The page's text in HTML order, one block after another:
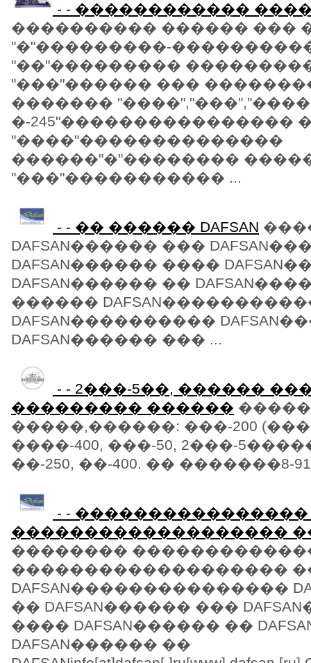
- - ������������
���������� ������ ���
"�"���������-
"��"���������
"���"������ ���
�������
�-245"����������������
"����"��������������
������"�"��������
"���"����������� ...
- - �� ������ DAFSAN
DAFSAN������ ���
DAFSAN������ ����
DAFSAN������ ��
������
DAFSAN����������
DAFSAN������ ��� ...
- - 2���-5��, ������
��������� ������
�����,������: ���-200 (���-
����-400, ���-50, 2���-
��-250, ��-400. �� �������8-913-
- -
�������������������
��������
�������������������
DAFSAN���������������
�� DAFSAN������ ���
���� DAFSAN������ ��
DAFSAN������ ��